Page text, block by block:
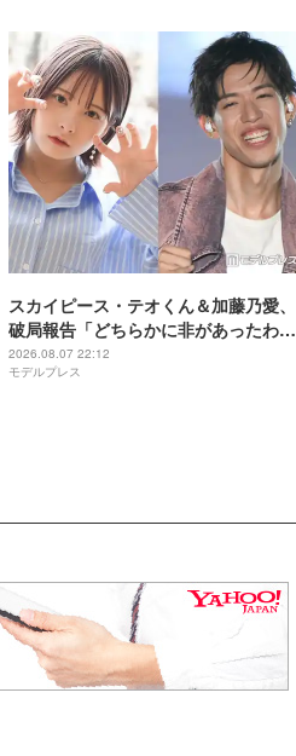
スカイピース・テオくん＆加藤乃愛、
破局報告「どちらかに非があったわけ
ではなく」2023年2月に交際発表
2026.08.07 22:12
モデルプレス